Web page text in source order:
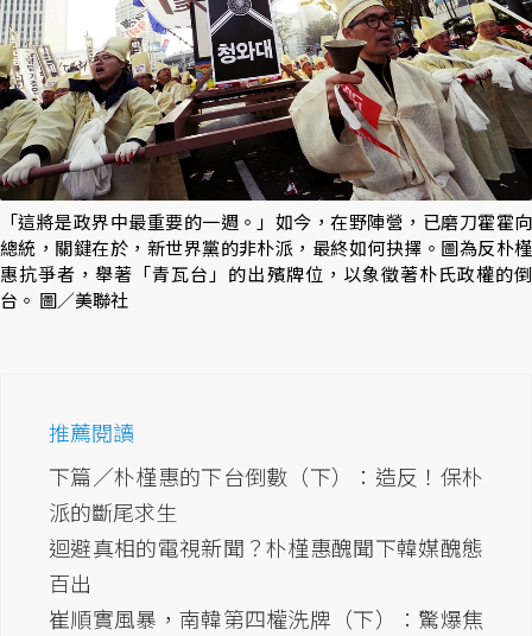
「這將是政界中最重要的一週。」如今，在野陣營，已磨刀霍霍向
總統，關鍵在於，新世界黨的非朴派，最終如何抉擇。圖為反朴槿
惠抗爭者，舉著「青瓦台」的出殯牌位，以象徵著朴氏政權的倒
台。 圖／美聯社
推薦閱讀
下篇／朴槿惠的下台倒數（下）：造反！保朴
派的斷尾求生
迴避真相的電視新聞？朴槿惠醜聞下韓媒醜態
百出
崔順實風暴，南韓第四權洗牌（下）：驚爆焦